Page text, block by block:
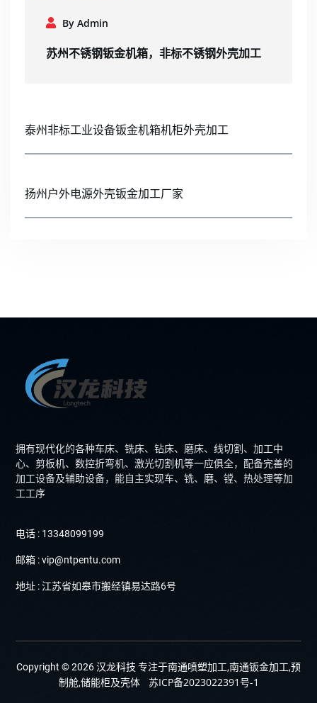
By Admin
苏州不锈钢钣金机箱，非标不锈钢外壳加工
泰州非标工业设备钣金机箱机柜外壳加工
扬州户外电源外壳钣金加工厂家
拥有现代化的各种车床、铣床、钻床、磨床、线切割、加工中
心、剪板机、数控折弯机、激光切割机等一应俱全，配备完善的
加工设备及辅助设备，能自主实现车、铣、磨、镗、热处理等加
工工序
电话 : 13348099199
邮箱 : vip@ntpentu.com
地址 : 江苏省如皋市搬经镇易达路6号
Copyright © 2026 汉龙科技 专注于南通喷塑加工,南通钣金加工,预
制舱,储能柜及壳体 苏ICP备2023022391号-1